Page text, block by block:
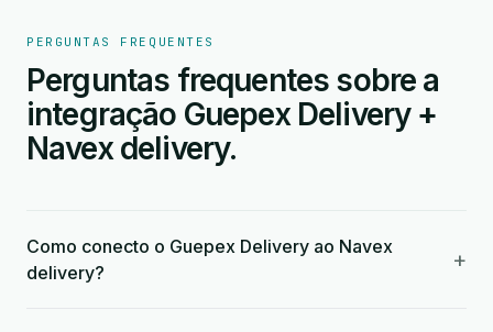
PERGUNTAS FREQUENTES
Perguntas frequentes sobre a
integração Guepex Delivery +
Navex delivery.
Como conecto o Guepex Delivery ao Navex
delivery?
+